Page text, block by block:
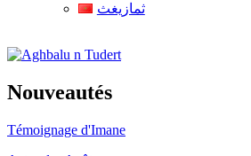
ثمازيغث
Aghbalu n Tudert
Nouveautés
Témoignage d'Imane